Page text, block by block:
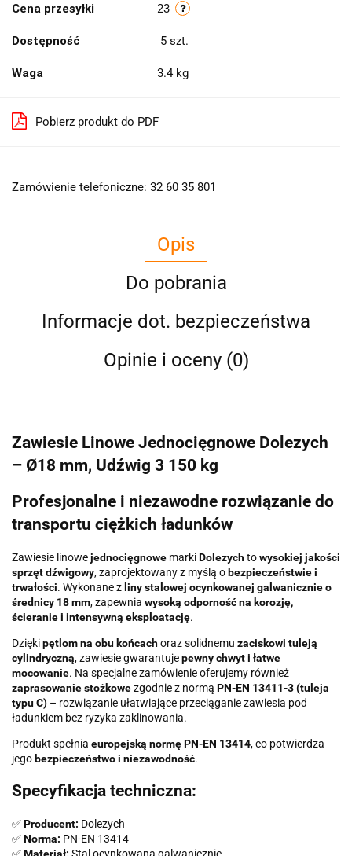
Cena przesyłki 23
Dostępność 5 szt.
Waga 3.4 kg
Pobierz produkt do PDF
Zamówienie telefoniczne: 32 60 35 801
Opis
Do pobrania
Informacje dot. bezpieczeństwa
Opinie i oceny (0)
Zawiesie Linowe Jednocięgnowe Dolezych
– Ø18 mm, Udźwig 3 150 kg
Profesjonalne i niezawodne rozwiązanie do
transportu ciężkich ładunków
Zawiesie linowejednocięgnowe markiDolezychtowysokiej jakości
sprzęt dźwigowy, zaprojektowany z myślą o bezpieczeństwie i
trwałości. Wykonane z liny stalowej ocynkowanej galwanicznie o
średnicy 18 mm, zapewnia wysoką odporność na korozję,
ścieranie i intensywną eksploatację.
Dziękipętlom na obu końcachoraz solidnemu zaciskowi tuleją
cylindryczną, zawiesie gwarantujepewny chwyt i łatwe
mocowanie. Na specjalne zamówienie oferujemy również
zaprasowanie stożkowezgodnie z normą PN-EN 13411-3 (tuleja
typu C) – rozwiązanie ułatwiające przeciąganie zawiesia pod
ładunkiem bez ryzyka zaklinowania.
Produkt spełnia europejską normę PN-EN 13414, co potwierdza
jego bezpieczeństwo i niezawodność.
Specyfikacja techniczna:
✅Producent: Dolezych
✅Norma: PN-EN 13414
✅Materiał: Stal ocynkowana galwanicznie